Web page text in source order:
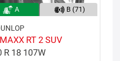
A B (71)
RT 2 SUV
R 18 107W